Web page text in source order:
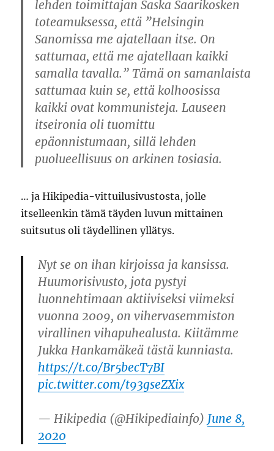
lehden toimittajan Saska Saarikosken
toteamuksessa, että ”Helsingin
Sanomissa me ajatellaan itse. On
sattumaa, että me ajatellaan kaikki
samalla tavalla.” Tämä on samanlaista
sattumaa kuin se, että kolhoosissa
kaikki ovat kommunisteja. Lauseen
itseironia oli tuomittu
epäonnistumaan, sillä lehden
puolueellisuus on arkinen tosiasia.
… ja Hikipedia-vittuilusivustosta, jolle
itselleenkin tämä täyden luvun mittainen
suitsutus oli täydellinen yllätys.
Nyt se on ihan kirjoissa ja kansissa.
Huumorisivusto, jota pystyi
luonnehtimaan aktiiviseksi viimeksi
vuonna 2009, on vihervasemmiston
virallinen vihapuhealusta. Kiitämme
Jukka Hankamäkeä tästä kunniasta.
https://t.co/Br5becT7BI
pic.twitter.com/t93gseZXix
— Hikipedia (@Hikipediainfo) June 8,
2020